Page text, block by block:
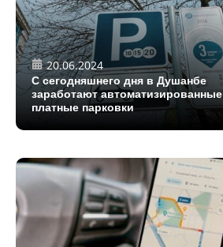
20.06.2024
С сегодняшнего дня в Душанбе
заработают автоматизированные
платные парковки